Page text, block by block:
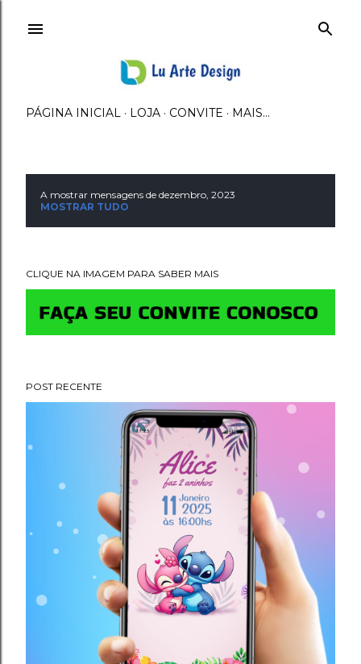
PÁGINA INICIAL LOJA CONVITE MAIS…
M
n
a
e
A mostrar mensagens de dezembro, 2023
MOSTRAR TUDO
CLIQUE NA IMAGEM PARA SABER MAIS
POST RECENTE